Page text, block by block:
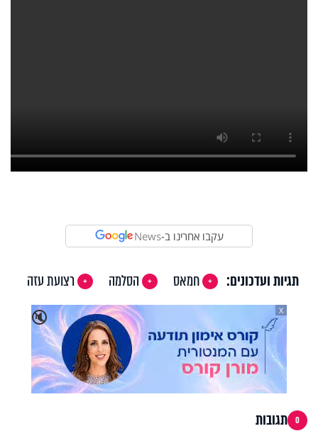
עקבו אחרינו ב-News
תגיות ועדכונים: חמאס הסלמה
רצועת עזה
🔇
X
0 תגובות